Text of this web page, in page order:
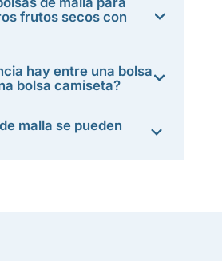
frutos secos con
hay entre una bolsa
bolsa camiseta?
malla se pueden